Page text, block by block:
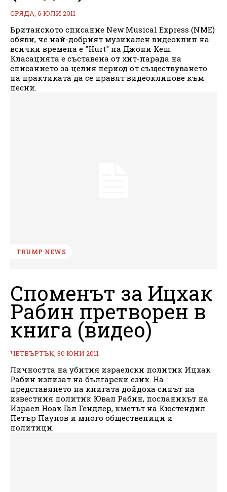
СРЯДА, 6 ЮЛИ 2011
Британското списание New Musical Express (NME)
обяви, че най-добрият музикален видеоклип на
всички времена е "Hurt" на Джони Кеш.
Класацията е съставена от хит-парада на
списанието за целия период от съществуването
на практиката да се правят видеоклипове към
песни.
TRUMP NEWS
Споменът за Ицхак
Рабин претворен в
книга (видео)
ЧЕТВЪРТЪК, 30 ЮНИ 2011
Личността на убития израелски политик Ицхак
Рабин излизат на български език. На
представянето на книгата дойдоха синът на
известния политик Ювал Рабин, посланикът на
Израел Ноах Гал Гендлер, кметът на Кюстендил
Петър Паунов и много общественици и
политици.